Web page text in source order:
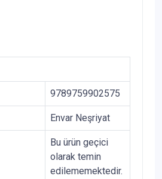
9789759902575
Envar Neşriyat
Bu ürün geçici
olarak temin
edilememektedir.